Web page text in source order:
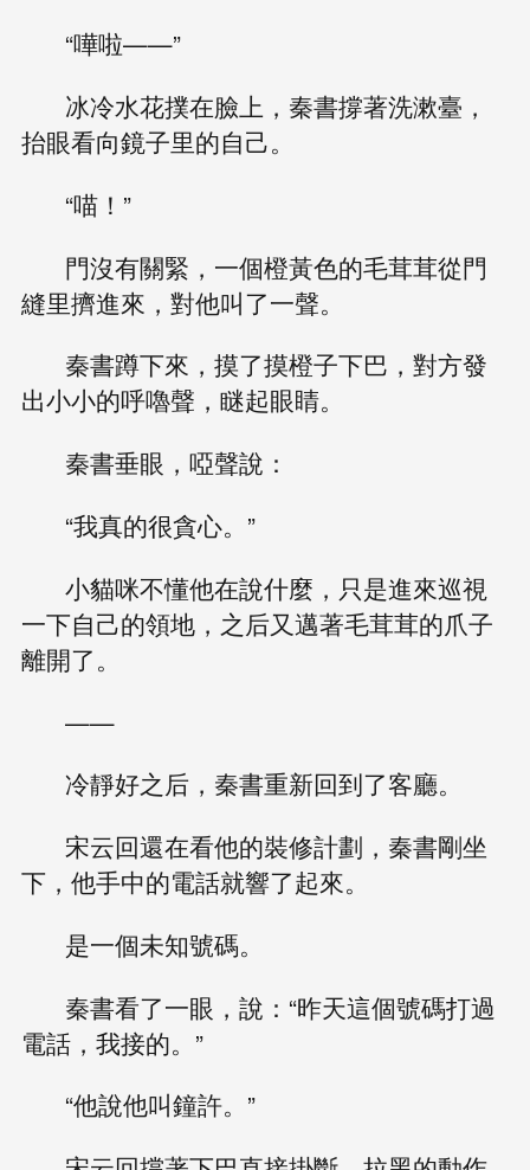
“嘩啦——”
冰冷水花撲在臉上，秦書撐著洗漱臺，
抬眼看向鏡子里的自己。
“喵！”
門沒有關緊，一個橙黃色的毛茸茸從門
縫里擠進來，對他叫了一聲。
秦書蹲下來，摸了摸橙子下巴，對方發
出小小的呼嚕聲，瞇起眼睛。
秦書垂眼，啞聲說：
“我真的很貪心。”
小貓咪不懂他在說什麼，只是進來巡視
一下自己的領地，之后又邁著毛茸茸的爪子
離開了。
——
冷靜好之后，秦書重新回到了客廳。
宋云回還在看他的裝修計劃，秦書剛坐
下，他手中的電話就響了起來。
是一個未知號碼。
秦書看了一眼，說：“昨天這個號碼打過
電話，我接的。”
“他說他叫鐘許。”